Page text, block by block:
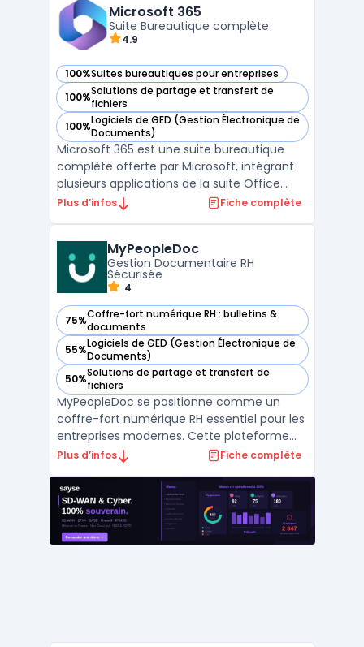
manière protégée les documents des
salariés dans un coffre-fort numér ...
Microsoft 365
Suite Bureautique complète
4.9
100%Suites bureautiques pour entreprises
— voir Microsoft 365 dans cette catégorie
100%Solutions de partage et transfert de
fichiers
— voir Microsoft 365 dans cette catégorie
100%Logiciels de GED (Gestion Électronique de
Documents)
— voir Microsoft 365 dans cette catégorie
Microsoft 365 est une suite bureautique
complète offerte par Microsoft, intégrant
plusieurs applications de la suite Office
telles que Word, Excel, PowerPoint, et
des particuliers.En complément, Microsoft
365 prop ...
Plus d’infos Fiche complète
MyPeopleDoc
Gestion Documentaire RH
Sécurisée
4
75%Coffre-fort numérique RH : bulletins &
documents
— voir MyPeopleDoc dans cette catégorie
55%Logiciels de GED (Gestion Électronique de
Documents)
— voir MyPeopleDoc dans cette catégorie
50%Solutions de partage et transfert de
fichiers
— voir MyPeopleDoc dans cette catégorie
MyPeopleDoc se positionne comme un
coffre-fort numérique RH essentiel pour les
entreprises modernes. Cette plateforme
innovante offre une solution complète pour
aux entreprises de toutes tailles de
dématérialiser, stocker et partager en toute
sécurité des docum ...
Plus d’infos Fiche complète